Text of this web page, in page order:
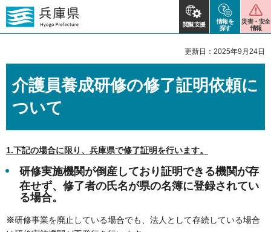
閲覧支援
情報を
探す
災害・安全
情報
更新日：2025年9月24日
介護員養成研修の修了証明依頼に
ついて
1.下記の場合に限り、兵庫県で修了証明を行います。
研修実施機関が倒産しており証明できる機関が存
在せず、修了者の氏名が県の名簿に登録されてい
る場合。
※研修事業を廃止している場合でも、法人として存続している場合